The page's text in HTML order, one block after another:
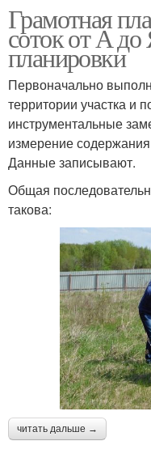
Грамотная
соток от А
планировки
Первоначально
территории участка и
инструментальные
измерение
Данные записывают.
Общая
такова:
читать дальше →